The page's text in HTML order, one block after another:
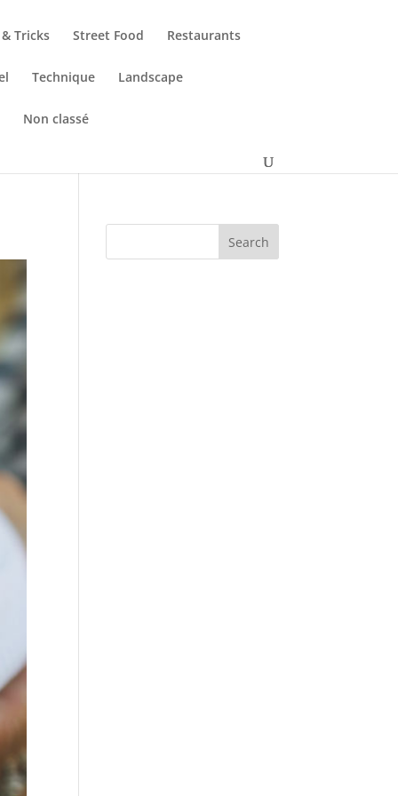
Tricks Street Food Restaurants
Technique Landscape
Non classé